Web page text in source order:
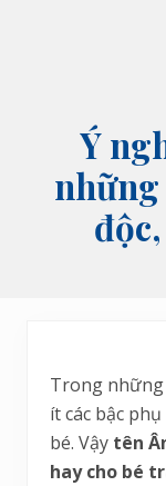
Ý
những
Trong những
ít các bậc
bé. Vậy tên
hay cho bé